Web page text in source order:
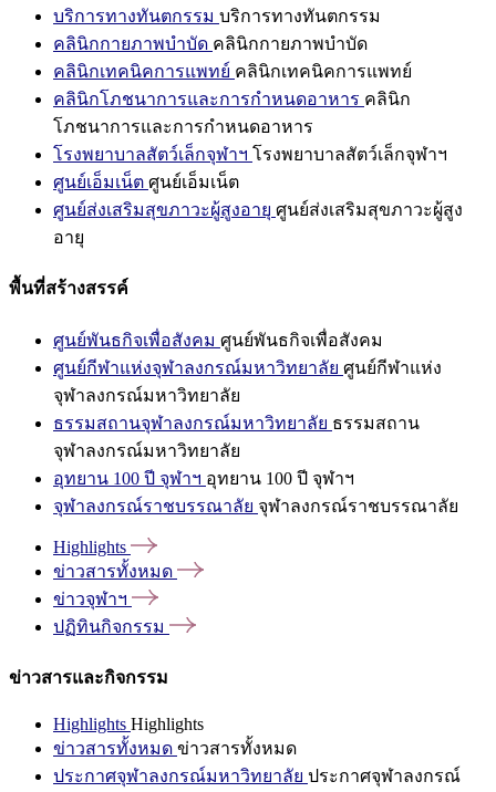
บริการทางทันตกรรม บริการทางทันตกรรม
คลินิกกายภาพบำบัด คลินิกกายภาพบำบัด
คลินิกเทคนิคการแพทย์ คลินิกเทคนิคการแพทย์
คลินิกโภชนาการและการกำหนดอาหาร คลินิก
โภชนาการและการกำหนดอาหาร
โรงพยาบาลสัตว์เล็กจุฬาฯ โรงพยาบาลสัตว์เล็กจุฬาฯ
ศูนย์เอ็มเน็ต ศูนย์เอ็มเน็ต
ศูนย์ส่งเสริมสุขภาวะผู้สูงอายุ ศูนย์ส่งเสริมสุขภาวะผู้สูง
อายุ
พื้นที่สร้างสรรค์
ศูนย์พันธกิจเพื่อสังคม ศูนย์พันธกิจเพื่อสังคม
ศูนย์กีฬาแห่งจุฬาลงกรณ์มหาวิทยาลัย ศูนย์กีฬาแห่ง
จุฬาลงกรณ์มหาวิทยาลัย
ธรรมสถานจุฬาลงกรณ์มหาวิทยาลัย ธรรมสถาน
จุฬาลงกรณ์มหาวิทยาลัย
อุทยาน 100 ปี จุฬาฯ อุทยาน 100 ปี จุฬาฯ
จุฬาลงกรณ์ราชบรรณาลัย จุฬาลงกรณ์ราชบรรณาลัย
Highlights
ข่าวสารทั้งหมด
ข่าวจุฬาฯ
ปฏิทินกิจกรรม
ข่าวสารและกิจกรรม
Highlights Highlights
ข่าวสารทั้งหมด ข่าวสารทั้งหมด
ประกาศจุฬาลงกรณ์มหาวิทยาลัย ประกาศจุฬาลงกรณ์